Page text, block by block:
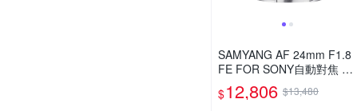
SAMYANG AF 24mm F1.8
FE FOR SONY自動對焦 廣
角定焦鏡頭 (公司貨)
$12,806 $13,480